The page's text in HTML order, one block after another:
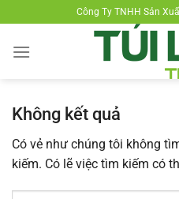
đến
nội
Công Ty TNHH Sản
Không kết quả
Có vẻ như chúng tôi không
kiếm. Có lẽ việc tìm kiếm có